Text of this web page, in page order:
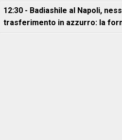
12:30 - Badiashile al Napoli,
trasferimento in azzurro: la